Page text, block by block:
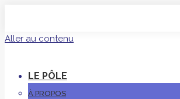
Aller au contenu
LE PÔLE
À PROPOS